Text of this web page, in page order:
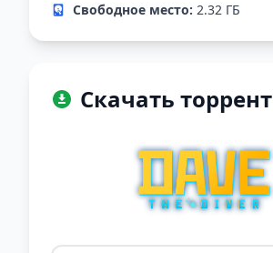
Свободное место: 2.32 ГБ
Скачать торрент